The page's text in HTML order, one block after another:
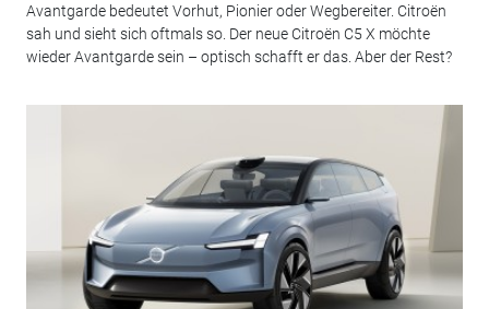
Avantgarde bedeutet Vorhut, Pionier oder Wegbereiter. Citroën
sah und sieht sich oftmals so. Der neue Citroën C5 X möchte
wieder Avantgarde sein – optisch schafft er das. Aber der Rest?